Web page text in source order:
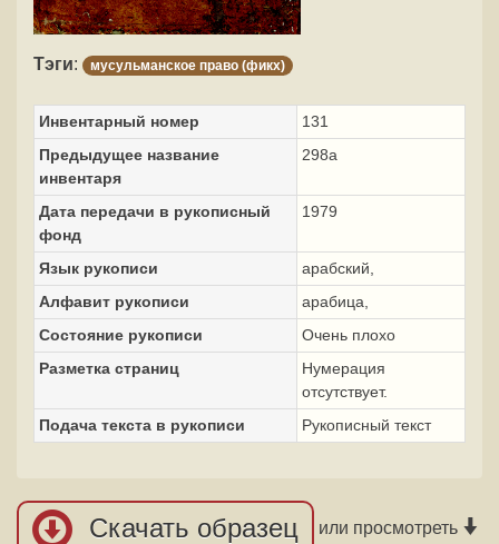
Тэги: мусульманское право (фикх)
Инвентарный номер
131
Предыдущее название
инвентаря
298а
Дата передачи в рукописный
фонд
1979
Язык рукописи
арабский,
Алфавит рукописи
арабица,
Состояние рукописи
Очень плохо
Разметка страниц
Нумерация
отсутствует.
Подача текста в рукописи
Рукописный текст
Скачать образец или просмотреть